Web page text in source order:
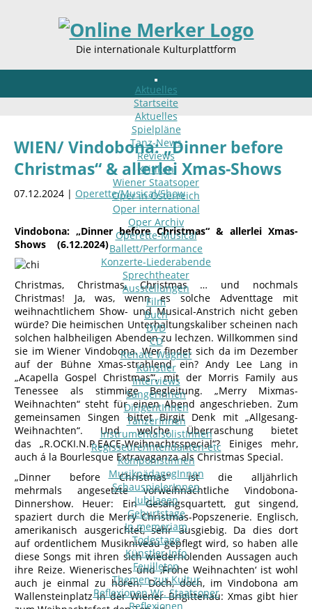
Die internationale Kulturplattform
Aktuelles
Startseite
Aktuelles
Spielpläne
Tanz-News
Reviews
Kritiken
Wiener Staatsoper
Oper in Österreich
Oper international
Oper Archiv
Operette-Musical
Ballett/Performance
Konzerte-Liederabende
Sprechtheater
Ausstellungen
Film
Buch
DVD
CD
Renate Wagner
Künstler
Interviews
SängerInnen
DirigentInnen
TänzerInnen
InstrumentalsolistInnen
Regisseure/Intendanten-etc
KomponistInnen
MusikpädagogInnen
SchauspielerInnen
Jubilaeen
Geburtstage
In memoriam
Todestage
Künstler-Info
Feuilleton
Themen zur Kultur
Reflexionen Wr. Staatsoper
Reflexionen
WIEN/ Vindobona: „Dinner before
Christmas“ & allerlei Xmas-Shows
07.12.2024 | Operette/Musical/Show
Vindobona: „Dinner before Christmas“ & allerlei Xmas-
Shows (6.12.2024)
Christmas, Christmas, Christmas … und nochmals
Christmas! Ja, was, wenn es solche Adventtage mit
weihnachtlichem Show- und Musical-Anstrich nicht geben
würde? Die heimischen Unterhaltungskaliber scheinen nach
solchen halbheiligen Abenden zu lechzen. Willkommen sind
sie im Wiener Vindobona. Wer findet sich da im Dezember
auf der Bühne Xmas-strahlend ein? Andy Lee Lang in
„Acapella Gospel Christmas’“, mit der Morris Family aus
Tenessee als stimmige Begleitung. „Merry Mixmas-
Weihnachten“ steht für einen Abend angeschrieben. Zum
gemeinsamen Singen bittet Birgit Denk mit „Allgesang-
Weihnachten“. Und welche Überraschung bietet
das „R.OCKI.N.P.EACE-Weihnachtsspecial“? Einiges mehr,
auch á la Bourlesque Extravaganza als Christmas Special.
„Dinner before Christmas“ ist die alljährlich
mehrmals angesetzte vorweihnachtliche Vindobona-
Dinnershow. Heuer: Ein Gesangsquartett, gut singend,
spaziert durch die Merry Christmas-Popszenerie. Englisch,
amerikanisch ausgerichtet, sehr ausgiebig. Da dies dort
auf ordentlichem Musikniveau gepflegt wird, so haben alle
diese Songs mit ihren sich wiederholenden Aussagen auch
ihre Reize. Wienerisches und ‚Frohe Weihnachten‘ ist wohl
auch je einmal zu hören. Doch, doch, im Vindobona am
Wallensteinplatz in der Wiener Brigittenau: Xmas gibt hier